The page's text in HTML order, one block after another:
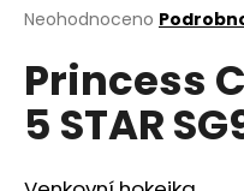
Průměrné
produktu
je
0,0
z
hvězdiček.
Neohodnoceno
Princess
5 STAR
a
j
í
t